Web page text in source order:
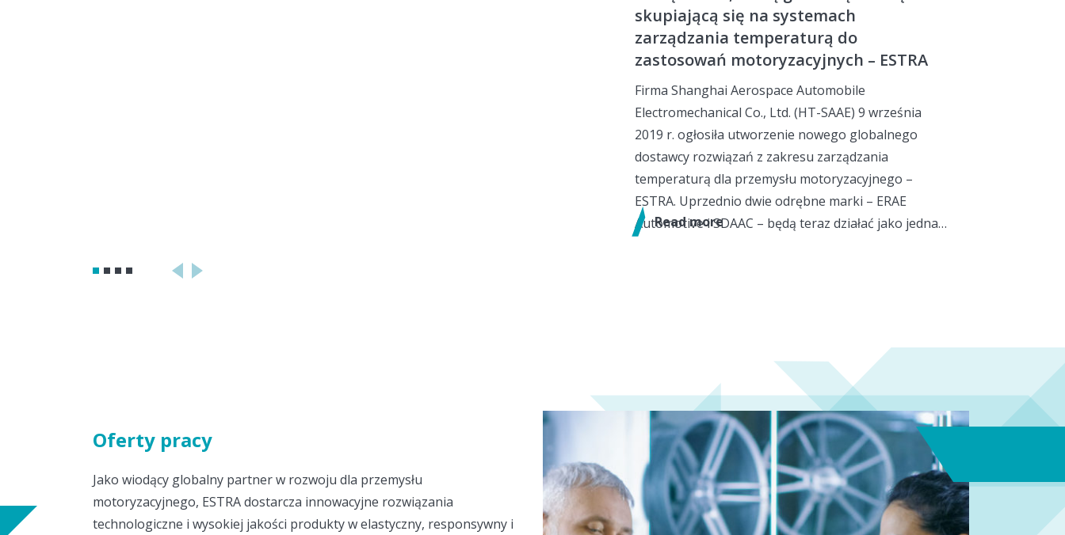
skupiającą się na systemach
zarządzania temperaturą do
zastosowań motoryzacyjnych – ESTRA
Firma Shanghai Aerospace Automobile
Electromechanical Co., Ltd. (HT-SAAE) 9 września
2019 r. ogłosiła utworzenie nowego globalnego
dostawcy rozwiązań z zakresu zarządzania
temperaturą dla przemysłu motoryzacyjnego –
ESTRA. Uprzednio dwie odrębne marki – ERAE
Automotive i SDAAC – będą teraz działać jako jedna…
Read more
Oferty pracy
Jako wiodący globalny partner w rozwoju dla przemysłu
motoryzacyjnego, ESTRA dostarcza innowacyjne rozwiązania
technologiczne i wysokiej jakości produkty w elastyczny, responsywny i